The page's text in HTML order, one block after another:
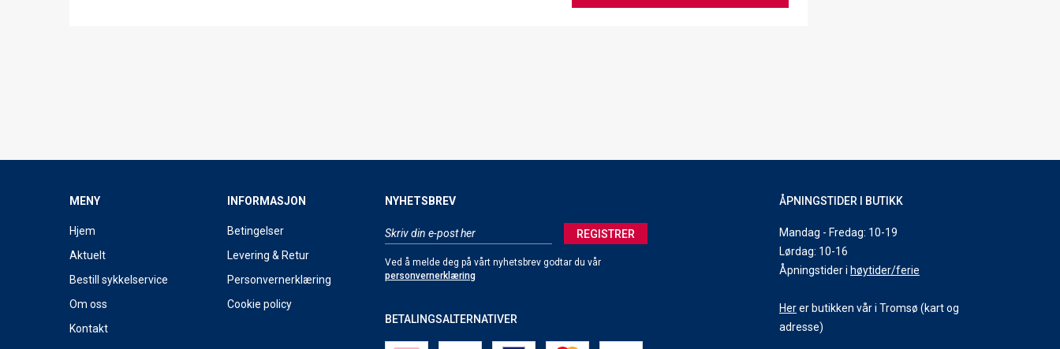
MENY
Hjem
Aktuelt
Bestill sykkelservice
Om oss
Kontakt
INFORMASJON
Betingelser
Levering & Retur
Personvernerklæring
Cookie policy
NYHETSBREV
REGISTRER
Ved å melde deg på vårt nyhetsbrev godtar du vår
personvernerklæring
BETALINGSALTERNATIVER
ÅPNINGSTIDER I BUTIKK
Mandag - Fredag: 10-19
Lørdag: 10-16
Åpningstider i høytider/ferie
Herer butikken vår i Tromsø (kart og
adresse)